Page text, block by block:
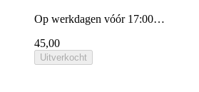
Op werkdagen vóór 17:00…
45,00
Uitverkocht